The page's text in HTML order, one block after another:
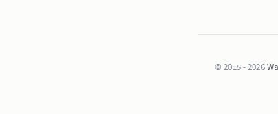
© 2015 - 2026